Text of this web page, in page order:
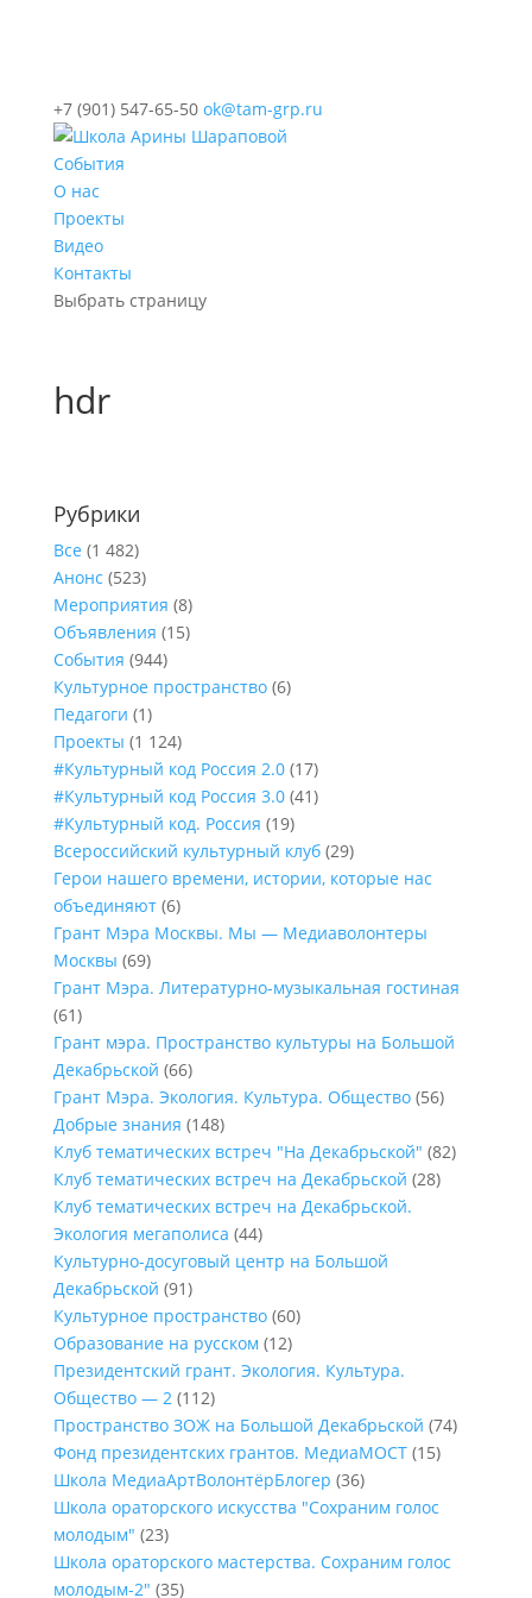
+7 (901) 547-65-50 ok@tam-grp.ru
События
О нас
Проекты
Видео
Контакты
Выбрать страницу
hdr
Рубрики
Все (1 482)
Анонс (523)
Мероприятия (8)
Объявления (15)
События (944)
Культурное пространство(6)
Педагоги (1)
Проекты (1 124)
#Культурный код Россия 2.0(17)
#Культурный код Россия 3.0(41)
#Культурный код. Россия (19)
Всероссийский культурный клуб(29)
Герои нашего времени, истории, которые нас
объединяют(6)
Грант Мэра Москвы. Мы — Медиаволонтеры
Москвы (69)
Грант Мэра. Литературно-музыкальная гостиная
(61)
Грант мэра. Пространство культуры на Большой
Декабрьской (66)
Грант Мэра. Экология. Культура. Общество(56)
Добрые знания (148)
Клуб тематических встреч "На Декабрьской" (82)
Клуб тематических встреч на Декабрьской (28)
Клуб тематических встреч на Декабрьской.
Экология мегаполиса (44)
Культурно-досуговый центр на Большой
Декабрьской (91)
Культурное пространство(60)
Образование на русском (12)
Президентский грант. Экология. Культура.
Общество — 2(112)
Пространство ЗОЖ на Большой Декабрьской (74)
Фонд президентских грантов. МедиаМОСТ(15)
Школа МедиаАртВолонтёрБлогер (36)
Школа ораторского искусства "Сохраним голос
молодым" (23)
Школа ораторского мастерства. Сохраним голос
молодым-2" (35)